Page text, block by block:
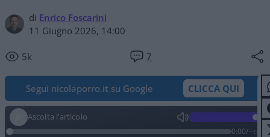
di Enrico Foscarini
11 Giugno 2026, 14:00
5k 7
Segui nicolaporro.it su Google CLICCA QUI
Ascolta l'articolo
0:00/--:--